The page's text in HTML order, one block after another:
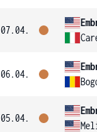
07.04.
06.04.
05.04.